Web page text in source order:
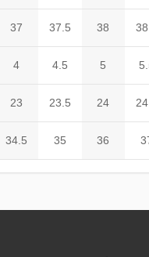
37 37.5 38
4 4.5 5
23 23.5 24
34.5 35 36